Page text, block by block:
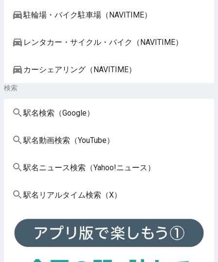
駐輪場・バイク駐車場（NAVITIME）
レンタカー・サイクル・バイク（NAVITIME）
カーシェアリング（NAVITIME）
検索
駅名検索（Google）
駅名動画検索（YouTube）
駅名ニュース検索（Yahoo!ニュース）
駅名リアルタイム検索（X）